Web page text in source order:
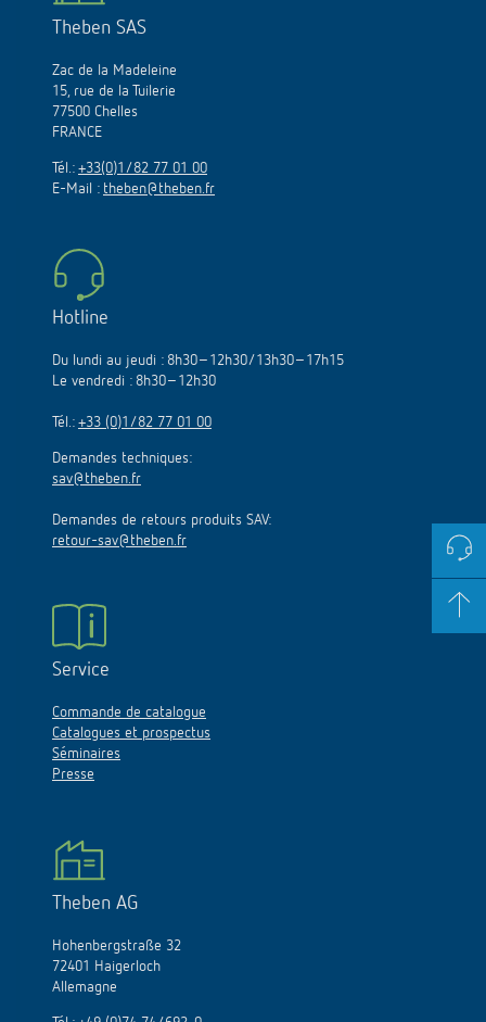
Theben SAS
Zac de la Madeleine
15, rue de la Tuilerie
77500 Chelles
FRANCE
Tél.: +33(0)1/82 77 01 00
E-Mail : theben@theben.fr
Hotline
Du lundi au jeudi : 8h30–12h30/13h30–17h15
Le vendredi : 8h30–12h30
Tél.: +33 (0)1/82 77 01 00
Demandes techniques:
sav@theben.fr
Demandes de retours produits SAV:
retour-sav@theben.fr
Service
Commande de catalogue
Catalogues et prospectus
Séminaires
Presse
Theben AG
Hohenbergstraße 32
72401 Haigerloch
Allemagne